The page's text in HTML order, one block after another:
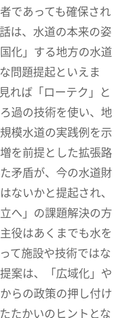
であっても確保され
は、水道の本来の姿
化」する地方の水道
問題提起といえま
れば「ローテク」と
過の技術を使い、地
模水道の実践例を示
を前提とした拡張路
矛盾が、今の水道財
ないかと提起され、
へ」の課題解決の方
役はあくまでも水を
て施設や技術ではな
案は、「広域化」や
らの政策の押し付け
たかいのヒントとな